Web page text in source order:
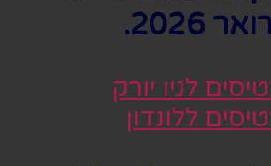
לניו יורק
ללונדון